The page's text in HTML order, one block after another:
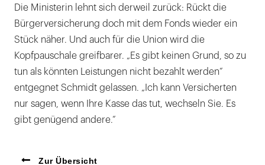
Die Ministerin lehnt sich derweil zurück: Rückt die
Bürgerversicherung doch mit dem Fonds wieder ein
Stück näher. Und auch für die Union wird die
Kopfpauschale greifbarer. „Es gibt keinen Grund, so zu
tun als könnten Leistungen nicht bezahlt werden“
entgegnet Schmidt gelassen. „Ich kann Versicherten
nur sagen, wenn Ihre Kasse das tut, wechseln Sie. Es
gibt genügend andere.“
Zur Übersicht